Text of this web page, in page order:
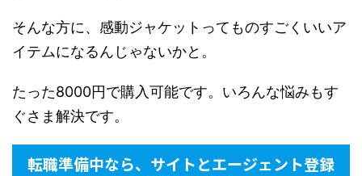
そんな方に、感動ジャケットってものすごくいいア
イテムになるんじゃないかと。
たった8000円で購入可能です。いろんな悩みもす
ぐさま解決です。
転職準備中なら、サイトとエージェント登録